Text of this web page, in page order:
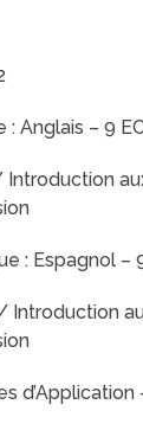
: Anglais – 9
Introduction
: Espagnol –
Introduction
d’Application